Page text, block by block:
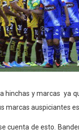
hinchas y marcas ya
marcas auspiciantes
cuenta de esto.